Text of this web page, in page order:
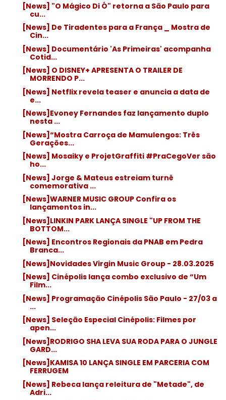
[News] "O Mágico Di Ó" retorna a São Paulo para
cu...
[News] De Tiradentes para a França _ Mostra de
Cin...
[News] Documentário 'As Primeiras' acompanha
Cotid...
[News] O DISNEY+ APRESENTA O TRAILER DE
MORRENDO P...
[News] Netflix revela teaser e anuncia a data de
e...
[News]Evoney Fernandes faz lançamento duplo
nesta ...
[News]“Mostra Carroça de Mamulengos: Três
Gerações...
[News] Mosaiky e ProjetGraffiti #PraCegoVer são
ho...
[News] Jorge & Mateus estreiam turnê
comemorativa ...
[News]WARNER MUSIC GROUP Confira os
lançamentos in...
[News]LINKIN PARK LANÇA SINGLE "UP FROM THE
BOTTOM...
[News] Encontros Regionais da PNAB em Pedra
Branca...
[News]Novidades Virgin Music Group - 28.03.2025
[News] Cinépolis lança combo exclusivo de “Um
Film...
[News] Programação Cinépolis São Paulo - 27/03 a
...
[News] Seleção Especial Cinépolis: Filmes por
apen...
[News]RODRIGO SHA LEVA SUA RODA PARA O JUNGLE
GARD...
[News]KAMISA 10 LANÇA SINGLE EM PARCERIA COM
FERRUGEM
[News] Rebeca lança releitura de "Metade", de
Adri...